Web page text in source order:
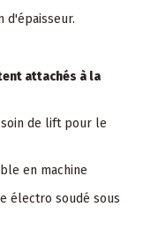
d'épaisseur.
attachés à la
de lift pour le
en machine
électro soudé sous